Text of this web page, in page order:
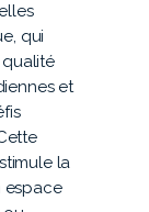
qui
et
la
espace